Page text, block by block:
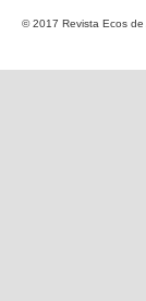
© 2017 Revista Ecos de